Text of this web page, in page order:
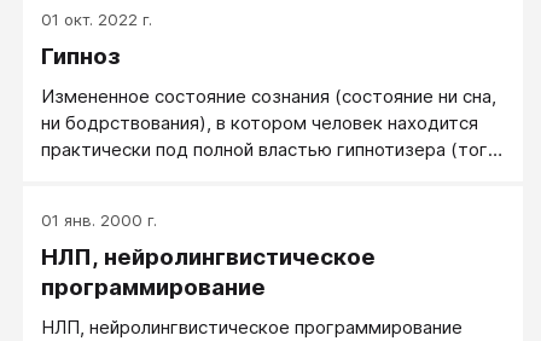
01 окт. 2022 г.
Гипноз
Измененное состояние сознания (состояние ни сна,
ни бодрствования), в котором человек находится
практически под полной властью гипнотизера (того,
01 янв. 2000 г.
НЛП, нейролингвистическое
программирование
НЛП, нейролингвистическое программирование